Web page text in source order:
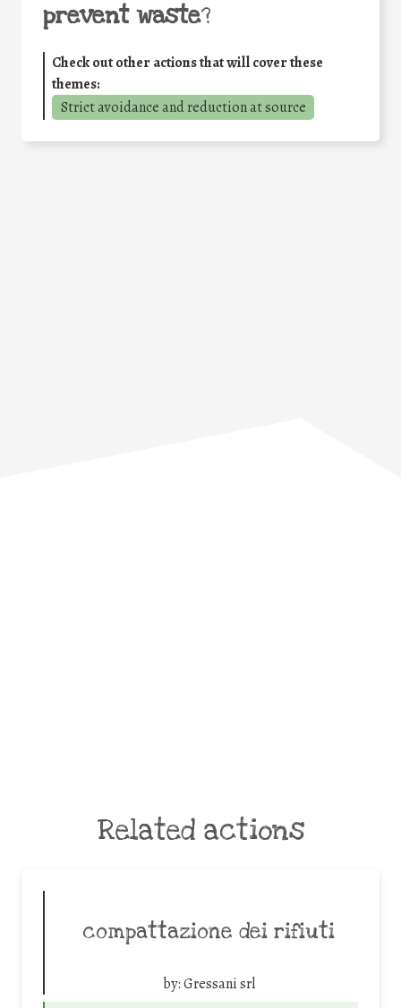
prevent waste?
Check out other actions that will cover these
themes:
Strict avoidance and reduction at source
Related actions
compattazione dei rifiuti
by:Gressani srl